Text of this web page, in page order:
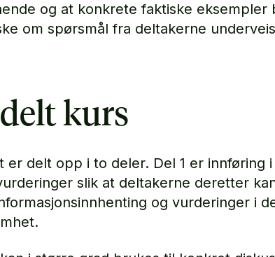
og at konkrete faktiske eksempler
om spørsmål fra deltakerne
kurs
er delt opp i to deler. Del 1 er innføring i
slik at deltakerne deretter
og vurderinger i